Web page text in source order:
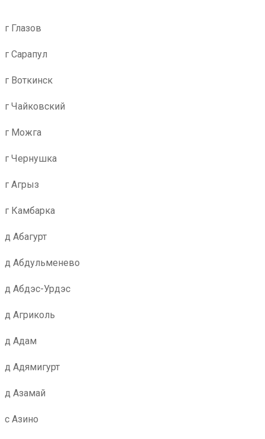
г Глазов
г Сарапул
г Воткинск
г Чайковский
г Можга
г Чернушка
г Агрыз
г Камбарка
д Абагурт
д Абдульменево
д Абдэс-Урдэс
д Агриколь
д Адам
д Адямигурт
д Азамай
с Азино